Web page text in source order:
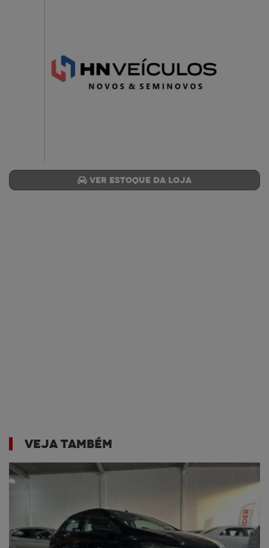
Ver estoque da loja
VEJA TAMBÉM